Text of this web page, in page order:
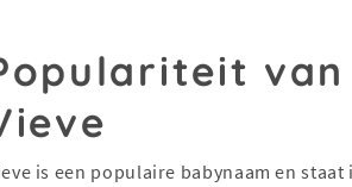
van
is een populaire babynaam en